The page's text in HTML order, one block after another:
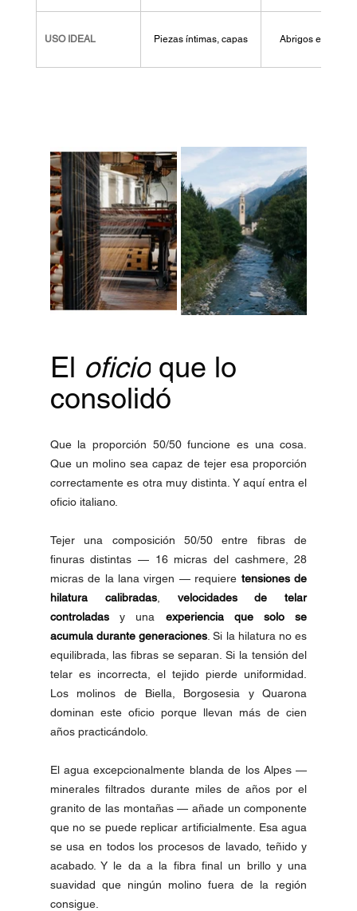
USO IDEAL Piezas íntimas, capas Abrigos
El oficio que lo
consolidó
Que la proporción 50/50 funcione es una cosa.
Que un molino sea capaz de tejer esa proporción
correctamente es otra muy distinta. Y aquí entra el
oficio italiano.
Tejer una composición 50/50 entre fibras de
finuras distintas — 16 micras del cashmere, 28
micras de la lana virgen — requiere tensiones de
hilatura calibradas, velocidades de telar
controladas y una experiencia que solo se
acumula durante generaciones . Si la hilatura no es
equilibrada, las fibras se separan. Si la tensión del
telar es incorrecta, el tejido pierde uniformidad.
Los molinos de Biella, Borgosesia y Quarona
dominan este oficio porque llevan más de cien
años practicándolo.
El agua excepcionalmente blanda de los Alpes —
minerales filtrados durante miles de años por el
granito de las montañas — añade un componente
que no se puede replicar artificialmente. Esa agua
se usa en todos los procesos de lavado, teñido y
acabado. Y le da a la fibra final un brillo y una
suavidad que ningún molino fuera de la región
consigue.